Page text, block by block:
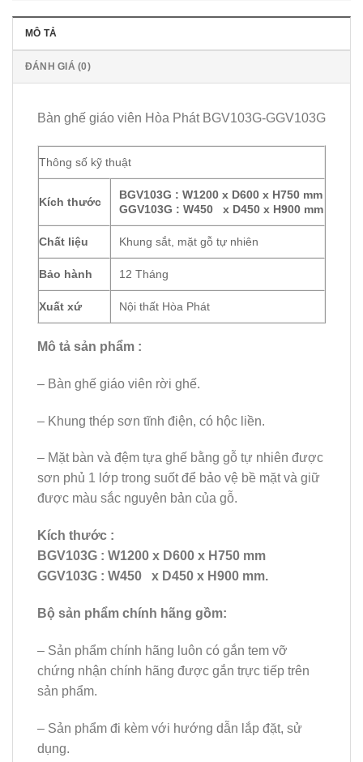
MÔ TẢ
ĐÁNH GIÁ (0)
Bàn ghế giáo viên Hòa Phát BGV103G-GGV103G
Thông số kỹ thuật
Kích thước
BGV103G : W1200 x D600 x H750 mm
GGV103G : W450 x D450 x H900 mm
Chất liệu Khung sắt, mặt gỗ tự nhiên
Bảo hành 12 Tháng
Xuất xứ Nội thất Hòa Phát
Mô tả sản phẩm :
– Bàn ghế giáo viên rời ghế.
– Khung thép sơn tĩnh điện, có hộc liền.
– Mặt bàn và đệm tựa ghế bằng gỗ tự nhiên được
sơn phủ 1 lớp trong suốt để bảo vệ bề mặt và giữ
được màu sắc nguyên bản của gỗ.
Kích thước :
BGV103G : W1200 x D600 x H750 mm
GGV103G : W450 x D450 x H900 mm.
Bộ sản phẩm chính hãng gồm:
– Sản phẩm chính hãng luôn có gắn tem vỡ
chứng nhận chính hãng được gắn trực tiếp trên
sản phẩm.
– Sản phẩm đi kèm với hướng dẫn lắp đặt, sử
dụng.